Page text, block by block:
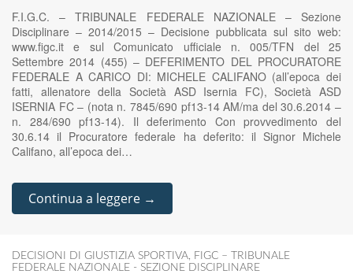
F.I.G.C. – TRIBUNALE FEDERALE NAZIONALE – Sezione
Disciplinare – 2014/2015 – Decisione pubblicata sul sito web:
www.figc.it e sul Comunicato ufficiale n. 005/TFN del 25
Settembre 2014 (455) – DEFERIMENTO DEL PROCURATORE
FEDERALE A CARICO DI: MICHELE CALIFANO (all’epoca dei
fatti, allenatore della Società ASD Isernia FC), Società ASD
ISERNIA FC – (nota n. 7845/690 pf13-14 AM/ma del 30.6.2014 –
n. 284/690 pf13-14). Il deferimento Con provvedimento del
30.6.14 il Procuratore federale ha deferito: il Signor Michele
Califano, all’epoca dei…
Continua a leggere →
DECISIONI DI GIUSTIZIA SPORTIVA, FIGC – TRIBUNALE
FEDERALE NAZIONALE - SEZIONE DISCIPLINARE